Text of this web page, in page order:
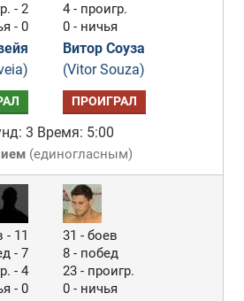
- 2
- 0
4 - проигр.
0 - ничья
Витор Соуза
(Vitor Souza)
ПРОИГРАЛ
3 Время: 5:00
(единогласным)
- 11
- 7
- 4
- 0
31 - боев
8 - побед
23 - проигр.
0 - ничья